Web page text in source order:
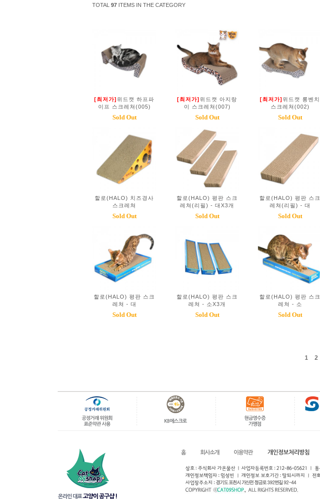
TOTAL 97 ITEMS IN THE CATEGORY
[최저가]위드캣 하프파
이프 스크레쳐(005)
Sold Out
[최저가]위드캣 아지랑
이 스크레쳐(007)
Sold Out
[최저가]위드캣 롱벤치
스크레쳐(002)
Sold Out
할로(HALO) 치즈경사
스크레쳐
Sold Out
할로(HALO) 평판 스크
레쳐(리필) - 대X3개
Sold Out
할로(HALO) 평판 스크
레쳐(리필) - 대
Sold Out
할로(HALO) 평판 스크
레쳐 - 대
Sold Out
할로(HALO) 평판 스크
레쳐 - 소X3개
Sold Out
할로(HALO) 평판 스크
레쳐 - 소
Sold Out
1 2